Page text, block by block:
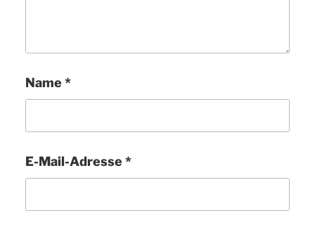
Name *
E-Mail-Adresse *